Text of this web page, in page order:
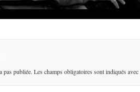
pas publiée. Les champs obligatoires sont indiqués avec